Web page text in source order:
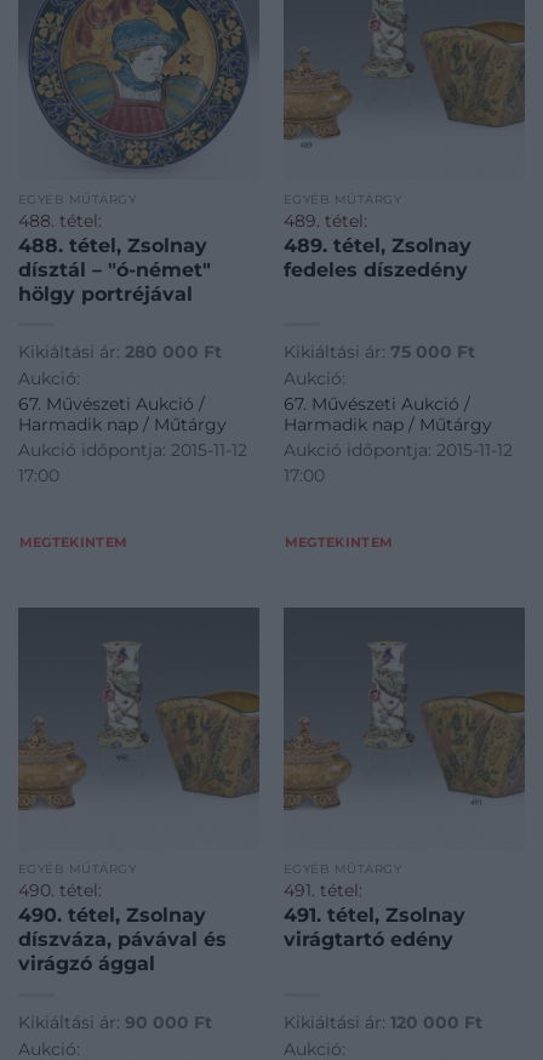
EGYÉB MŰTÁRGY
488. tétel:
488. tétel, Zsolnay
dísztál – "ó-német"
hölgy portréjával
Kikiáltási ár: 280 000 Ft
Aukció:
67. Művészeti Aukció /
Harmadik nap / Műtárgy
Aukció időpontja: 2015-11-12
17:00
MEGTEKINTEM
EGYÉB MŰTÁRGY
489. tétel:
489. tétel, Zsolnay
fedeles díszedény
Kikiáltási ár: 75 000 Ft
Aukció:
67. Művészeti Aukció /
Harmadik nap / Műtárgy
Aukció időpontja: 2015-11-12
17:00
MEGTEKINTEM
EGYÉB MŰTÁRGY
490. tétel:
490. tétel, Zsolnay
díszváza, pávával és
virágzó ággal
Kikiáltási ár: 90 000 Ft
Aukció:
EGYÉB MŰTÁRGY
491. tétel:
491. tétel, Zsolnay
virágtartó edény
Kikiáltási ár: 120 000 Ft
Aukció: